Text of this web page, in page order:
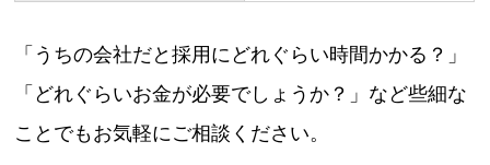
「うちの会社だと採用にどれぐらい時間かかる？」
「どれぐらいお金が必要でしょうか？」など些細な
ことでもお気軽にご相談ください。